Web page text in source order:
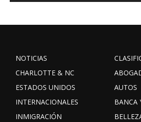
NOTICIAS
CHARLOTTE & NC
ESTADOS UNIDOS
INTERNACIONALES
INMIGRACIÓN
AUTOS
BANCA